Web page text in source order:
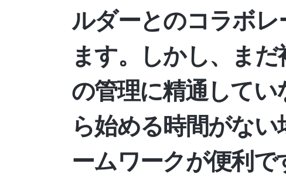
ルダーとのコラボ
ます。しかし、ま
の管理に精通して
ら始める時間がな
ームワークが便利で